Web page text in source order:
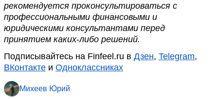
рекомендуется проконсультироваться с
профессиональными финансовыми и
юридическими консультантами перед
принятием каких-либо решений.
Подписывайтесь на Finfeel.ru в Дзен, Telegram,
ВКонтакте и Одноклассниках
Михеев Юрий